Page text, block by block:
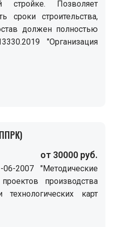
стройке. Позволяет
сроки строительства,
должен полностью
"Организация
от 30000 руб.
2007 "Методические
производства
карт